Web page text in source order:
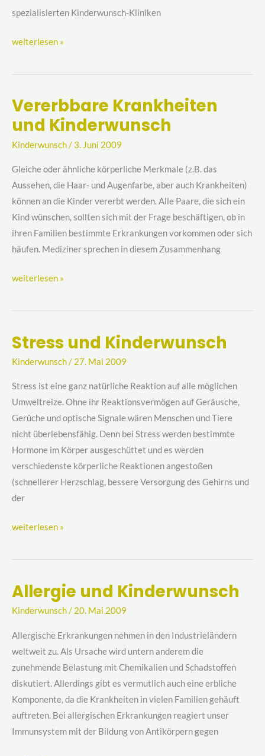
spezialisierten Kinderwunsch-Kliniken
weiterlesen »
Vererbbare Krankheiten
und Kinderwunsch
Kinderwunsch/ 3. Juni 2009
Gleiche oder ähnliche körperliche Merkmale (z.B. das
Aussehen, die Haar- und Augenfarbe, aber auch Krankheiten)
können an die Kinder vererbt werden. Alle Paare, die sich ein
Kind wünschen, sollten sich mit der Frage beschäftigen, ob in
ihren Familien bestimmte Erkrankungen vorkommen oder sich
häufen. Mediziner sprechen in diesem Zusammenhang
Vererbbare
Krankheiten
Kinderwunsch
weiterlesen »
Stress und Kinderwunsch
Kinderwunsch/ 27. Mai 2009
Stress ist eine ganz natürliche Reaktion auf alle möglichen
Umweltreize. Ohne ihr Reaktionsvermögen auf Geräusche,
Gerüche und optische Signale wären Menschen und Tiere
nicht überlebensfähig. Denn bei Stress werden bestimmte
Hormone im Körper ausgeschüttet und es werden
verschiedenste körperliche Reaktionen angestoßen
(schnellerer Herzschlag, bessere Versorgung des Gehirns und
der
Stress
und
weiterlesen »
Allergie und Kinderwunsch
Kinderwunsch/ 20. Mai 2009
Allergische Erkrankungen nehmen in den Industrieländern
weltweit zu. Als Ursache wird untern anderem die
zunehmende Belastung mit Chemikalien und Schadstoffen
diskutiert. Allerdings gibt es vermutlich auch eine erbliche
Komponente, da die Krankheiten in vielen Familien gehäuft
auftreten. Bei allergischen Erkrankungen reagiert unser
Immunsystem mit der Bildung von Antikörpern gegen
Allergie
und